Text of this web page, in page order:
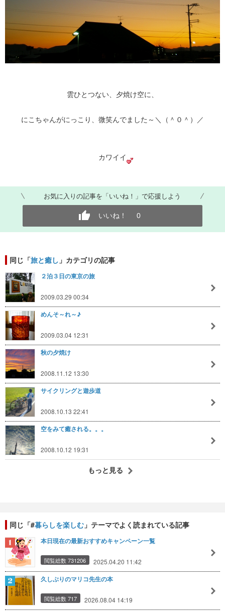
雲ひとつない、夕焼け空に、
にこちゃんがにっこり、微笑んでました～＼（＾０＾）／
カワイイ
お気に入りの記事を「いいね！」で応援しよう
いいね！ 0
同じ「旅と癒し 」カテゴリの記事
２泊３日の東京の旅
2009.03.29 00:34
めんそ～れ～♪
2009.03.04 12:31
秋の夕焼け
2008.11.12 13:30
サイクリングと遊歩道
2008.10.13 22:41
空をみて癒される。。。
2008.10.12 19:31
もっと見る
同じ「#暮らしを楽しむ 」テーマでよく読まれている記事
本日現在の最新おすすめキャンペーン一覧
閲覧総数 731206 2025.04.20 11:42
久しぶりのマリコ先生の本
閲覧総数 717 2026.08.04 14:19